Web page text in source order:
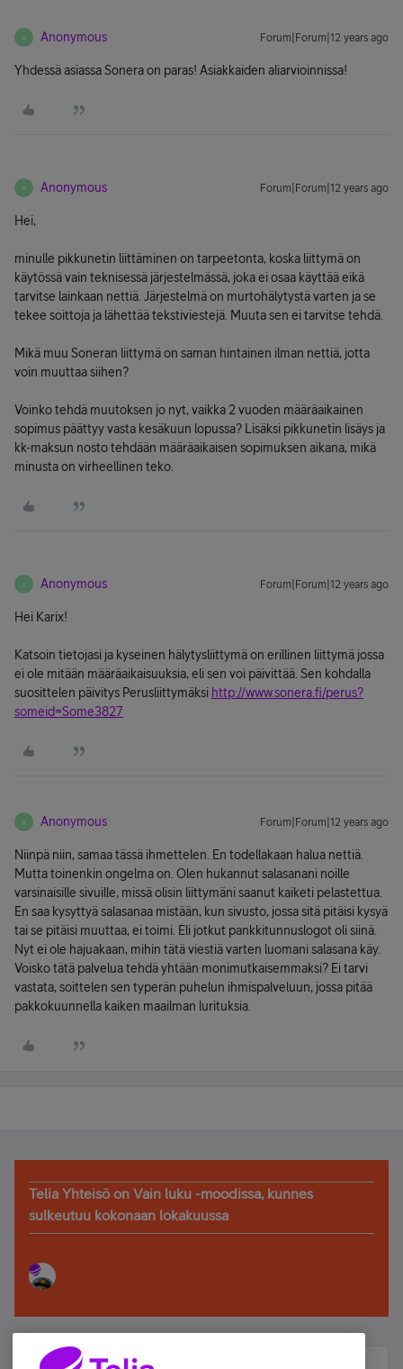
A Anonymous Forum|Forum|12 years ago
Yhdessä asiassa Sonera on paras! Asiakkaiden aliarvioinnissa!
A Anonymous Forum|Forum|12 years ago
Hei,
minulle pikkunetin liittäminen on tarpeetonta, koska liittymä on
käytössä vain teknisessä järjestelmässä, joka ei osaa käyttää eikä
tarvitse lainkaan nettiä. Järjestelmä on murtohälytystä varten ja se
tekee soittoja ja lähettää tekstiviestejä. Muuta sen ei tarvitse tehdä.
Mikä muu Soneran liittymä on saman hintainen ilman nettiä, jotta
voin muuttaa siihen?
Voinko tehdä muutoksen jo nyt, vaikka 2 vuoden määräaikainen
sopimus päättyy vasta kesäkuun lopussa? Lisäksi pikkunetin lisäys ja
kk-maksun nosto tehdään määräaikaisen sopimuksen aikana, mikä
minusta on virheellinen teko.
A Anonymous Forum|Forum|12 years ago
Hei Karix!
Katsoin tietojasi ja kyseinen hälytysliittymä on erillinen liittymä jossa
ei ole mitään määräaikaisuuksia, eli sen voi päivittää. Sen kohdalla
suosittelen päivitys Perusliittymäksi http://www.sonera.fi/perus?
someid=Some3827
A Anonymous Forum|Forum|12 years ago
Niinpä niin, samaa tässä ihmettelen. En todellakaan halua nettiä.
Mutta toinenkin ongelma on. Olen hukannut salasanani noille
varsinaisille sivuille, missä olisin liittymäni saanut kaiketi pelastettua.
En saa kysyttyä salasanaa mistään, kun sivusto, jossa sitä pitäisi kysyä
tai se pitäisi muuttaa, ei toimi. Eli jotkut pankkitunnuslogot oli siinä.
Nyt ei ole hajuakaan, mihin tätä viestiä varten luomani salasana käy.
Voisko tätä palvelua tehdä yhtään monimutkaisemmaksi? Ei tarvi
vastata, soittelen sen typerän puhelun ihmispalveluun, jossa pitää
pakkokuunnella kaiken maailman lurituksia.
Telia Yhteisö on Vain luku -moodissa, kunnes
sulkeutuu kokonaan lokakuussa